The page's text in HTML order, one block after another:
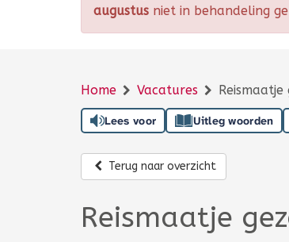
augustus niet in behandeling
Home Vacatures
Lees voor Uitleg woorden
Terug naar overzicht
Reismaatje